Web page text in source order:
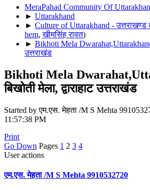
MeraPahad Community Of
► Uttarakhand
► Culture of Uttarakhand -
hem,खीमसिंह रावत)
► Bikhoti Mela Dwarahat,Uttarakhand-
उत्तराखंड
Bikhoti Mela
बिखोती मेला, द्वाराहाट उत्तराखंड
Started by एम.एस. मेहता /M S Mehta
11:57:38 PM
Print
Go Down Pages 1 2 3 4
User actions
एम.एस. मेहता /M S Mehta 9910532720